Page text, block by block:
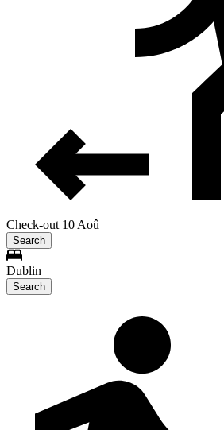
Check-out 10 Aoû
Search
Dublin
Search